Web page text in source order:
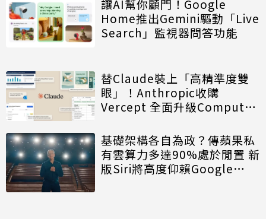
讓AI幫你顧門！Google
Home推出Gemini驅動「Live
Search」監視器問答功能
替Claude裝上「高精準度雙
眼」！Anthropic收購
Vercept 全面升級Computer
基礎架構各自為政？傳蘋果私
有雲算力多達90%處於閒置 新
版Siri將高度仰賴Google